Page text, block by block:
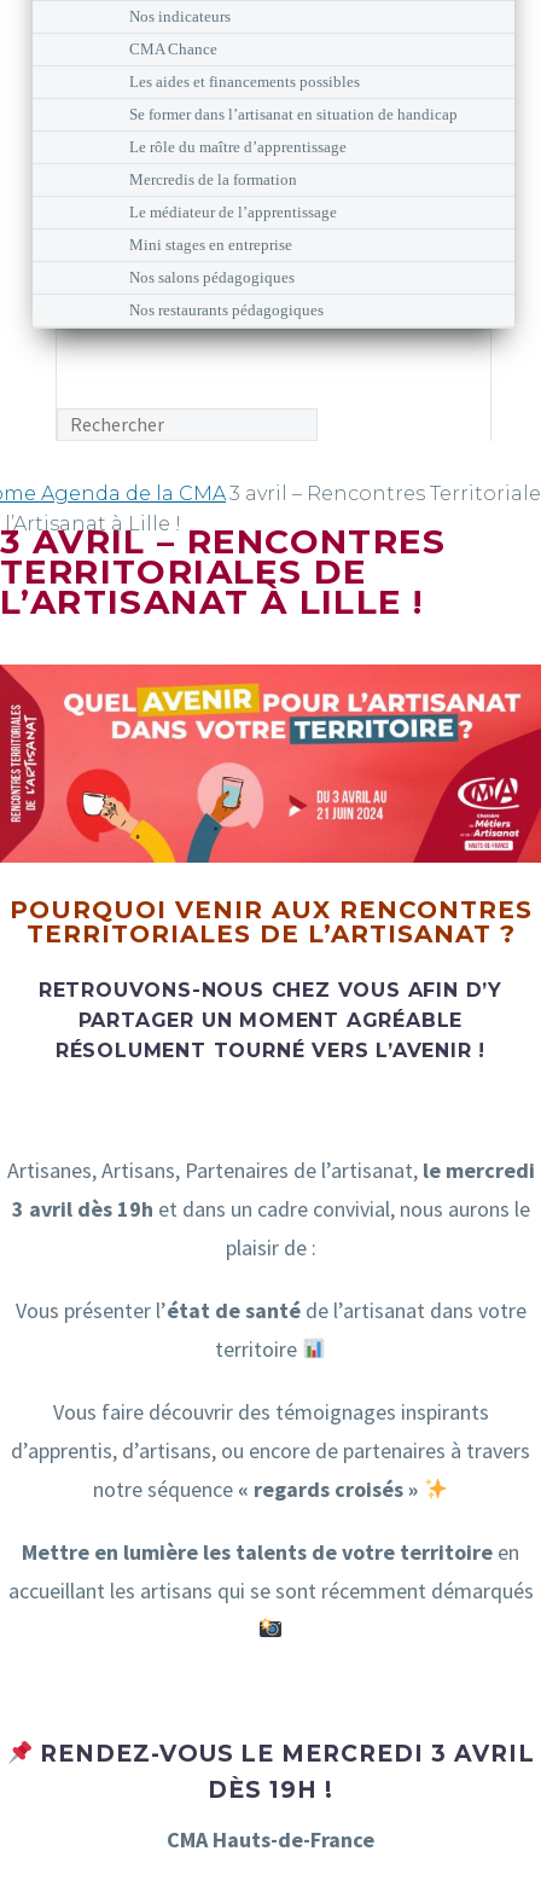
Nos indicateurs
CMA Chance
Les aides et financements possibles
Se former dans l’artisanat en situation de handicap
Le rôle du maître d’apprentissage
Mercredis de la formation
Le médiateur de l’apprentissage
Mini stages en entreprise
Nos salons pédagogiques
Nos restaurants pédagogiques
Agenda de la CMA3 avril – Rencontres
l’Artisanat à Lille !
3 AVRIL – RENCONTRES
TERRITORIALES DE
L’ARTISANAT À LILLE !
POURQUOI VENIR AUX RENCONTRES
TERRITORIALES DE L’ARTISANAT ?
RETROUVONS-NOUS CHEZ VOUS AFIN D’Y
PARTAGER UN MOMENT AGRÉABLE
RÉSOLUMENT TOURNÉ VERS L’AVENIR !
Artisanes, Artisans, Partenaires de l’artisanat, le mercredi
3 avril dès 19h et dans un cadre convivial, nous aurons le
plaisir de :
Vous présenter l’état de santéde l’artisanat dans votre
territoire
Vous faire découvrir des témoignages inspirants
d’apprentis, d’artisans, ou encore de partenaires à travers
notre séquence « regards croisés »
Mettre en lumière les talents de votre territoire en
accueillant les artisans qui se sont récemment démarqués
RENDEZ-VOUS LE MERCREDI 3 AVRIL
DÈS 19H !
CMA Hauts-de-France